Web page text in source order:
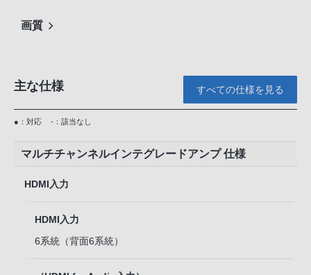
画質
主な仕様 すべての仕様を見る
●：対応 -：該当なし
マルチチャンネルインテグレードアンプ 仕様
HDMI入力
HDMI入力
6系統（背面6系統）